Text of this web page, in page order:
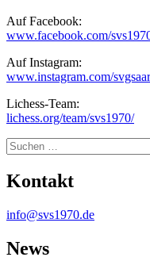
Auf Facebook:
www.facebook.com/
Auf Instagram:
www.instagram.com/
Lichess-Team:
lichess.org/team/svs1970/
Suche
Kontakt
info@svs1970.de
News